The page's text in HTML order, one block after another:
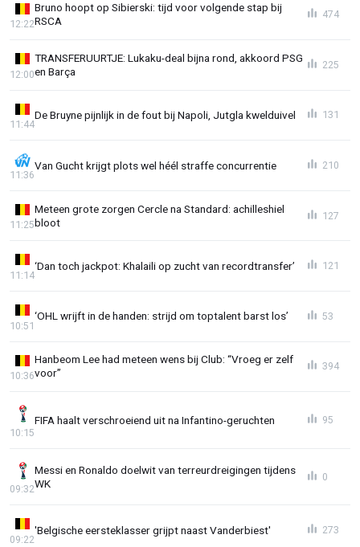
Bruno hoopt op Sibierski: tijd voor volgende stap bij
RSCA
12:22
474
TRANSFERUURTJE: Lukaku-deal bijna rond, akkoord PSG
en Barça
12:00
225
De Bruyne pijnlijk in de fout bij Napoli, Jutgla kwelduivel
11:44
131
Van Gucht krijgt plots wel héél straffe concurrentie
11:36
210
Meteen grote zorgen Cercle na Standard: achilleshiel
bloot
11:25
127
‘Dan toch jackpot: Khalaili op zucht van recordtransfer’
11:14
121
‘OHL wrijft in de handen: strijd om toptalent barst los’
10:51
53
Hanbeom Lee had meteen wens bij Club: “Vroeg er zelf
voor”
10:36
394
FIFA haalt verschroeiend uit na Infantino-geruchten
10:15
95
Messi en Ronaldo doelwit van terreurdreigingen tijdens
WK
09:32
0
'Belgische eersteklasser grijpt naast Vanderbiest'
09:22
273